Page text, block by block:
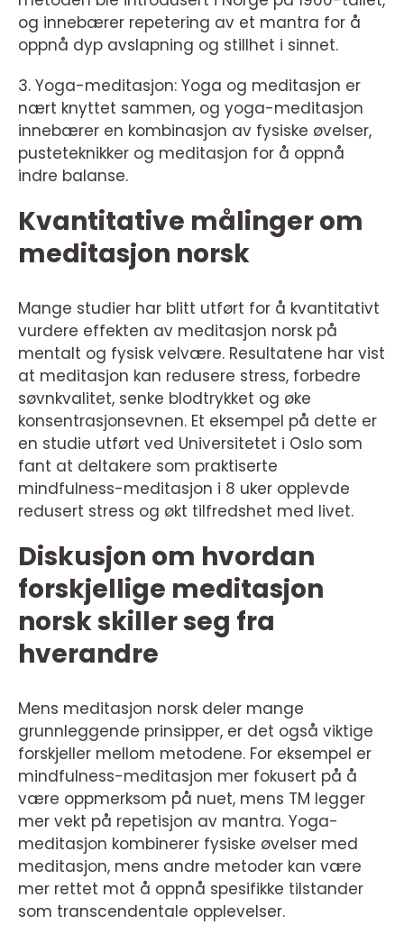
og innebærer repetering av et mantra for å
oppnå dyp avslapning og stillhet i sinnet.
3. Yoga-meditasjon: Yoga og meditasjon er
nært knyttet sammen, og yoga-meditasjon
innebærer en kombinasjon av fysiske øvelser,
pusteteknikker og meditasjon for å oppnå
indre balanse.
Kvantitative målinger om
meditasjon norsk
Mange studier har blitt utført for å kvantitativt
vurdere effekten av meditasjon norsk på
mentalt og fysisk velvære. Resultatene har vist
at meditasjon kan redusere stress, forbedre
søvnkvalitet, senke blodtrykket og øke
konsentrasjonsevnen. Et eksempel på dette er
en studie utført ved Universitetet i Oslo som
fant at deltakere som praktiserte
mindfulness-meditasjon i 8 uker opplevde
redusert stress og økt tilfredshet med livet.
Diskusjon om hvordan
forskjellige meditasjon
norsk skiller seg fra
hverandre
Mens meditasjon norsk deler mange
grunnleggende prinsipper, er det også viktige
forskjeller mellom metodene. For eksempel er
mindfulness-meditasjon mer fokusert på å
være oppmerksom på nuet, mens TM legger
mer vekt på repetisjon av mantra. Yoga-
meditasjon kombinerer fysiske øvelser med
meditasjon, mens andre metoder kan være
mer rettet mot å oppnå spesifikke tilstander
som transcendentale opplevelser.